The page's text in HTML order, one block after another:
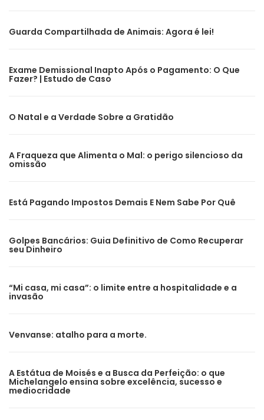
Guarda Compartilhada de Animais: Agora é lei!
Exame Demissional Inapto Após o Pagamento: O Que
Fazer? | Estudo de Caso
O Natal e a Verdade Sobre a Gratidão
A Fraqueza que Alimenta o Mal: o perigo silencioso da
omissão
Está Pagando Impostos Demais E Nem Sabe Por Quê
Golpes Bancários: Guia Definitivo de Como Recuperar
seu Dinheiro
“Mi casa, mi casa”: o limite entre a hospitalidade e a
invasão
Venvanse: atalho para a morte.
A Estátua de Moisés e a Busca da Perfeição: o que
Michelangelo ensina sobre excelência, sucesso e
mediocridade